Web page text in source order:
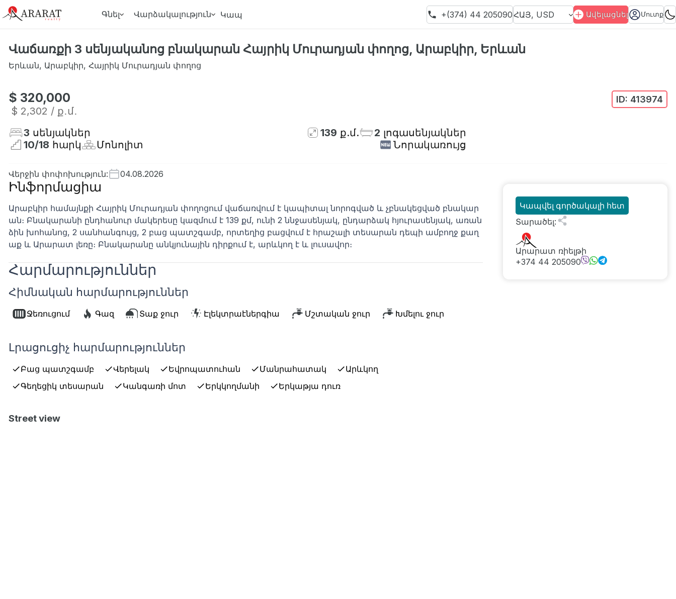
Գնել Վարձակալություն Կապ +(374) 44 205090ՀԱՅ, USD Ավելացնել Մուտք
Վաճառքի 3 սենյականոց բնակարան Հայրիկ Մուրադյան փողոց, Արաբկիր, Երևան
Երևան, Արաբկիր, Հայրիկ Մուրադյան փողոց
$ 320,000
$ 2,302 / ք․մ․
ID: 413974
3 սենյակներ 139 ք.մ. 2 լոգասենյակներ
10/18 հարկ Մոնոլիտ Նորակառույց
Վերջին փոփոխություն: 04.08.2026
Ինֆորմացիա
Արաբկիր համայնքի Հայրիկ Մուրադյան փողոցում վաճառվում է կապիտալ նորոգված և չբնակեցված բնակար
ան։ Բնակարանի ընդհանուր մակերեսը կազմում է 139 քմ, ունի 2 ննջասենյակ, ընդարձակ հյուրասենյակ, առան
ձին խոհանոց, 2 սանհանգույց, 2 բաց պատշգամբ, որտեղից բացվում է հրաշալի տեսարան դեպի ամբողջ քաղ
աք և Արարատ լեռը։ Բնակարանը անկյունային դիրքում է, արևկող է և լուսավոր։
Հարմարություններ
Հիմնական հարմարություններ
Ջեռուցում Գազ Տաք ջուր Էլեկտրաէներգիա Մշտական ջուր Խմելու ջուր
Լրացուցիչ հարմարություններ
Բաց պատշգամբ Վերելակ Եվրոպատուհան Մանրահատակ
Արևկող
Գեղեցիկ տեսարան
Կանգառի մոտ Երկկողմանի Երկաթյա դուռ
Street view
Կապվել գործակալի հետ
Տարածել:
Արարատ ռիելթի
+374 44 205090